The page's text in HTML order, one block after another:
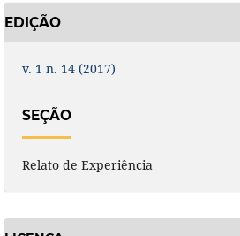
EDIÇÃO
v. 1 n. 14 (2017)
SEÇÃO
Relato de Experiência